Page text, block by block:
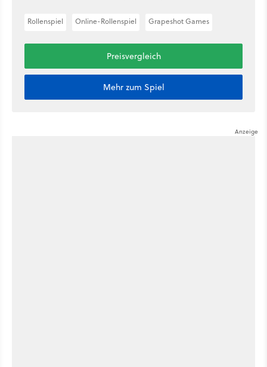
Rollenspiel Online-Rollenspiel Grapeshot Games
Preisvergleich
Mehr zum Spiel